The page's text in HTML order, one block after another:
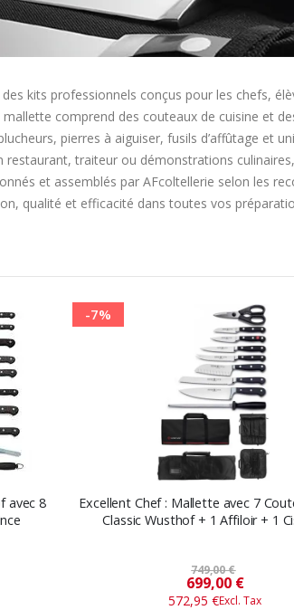
kits professionnels conçus pour les chefs,
comprend des couteaux de cuisine et
pierres à aiguiser, fusils d’affûtage et
restaurant, traiteur ou démonstrations
et assemblés par AFcoltellerie selon les
qualité et efficacité dans toutes vos
avec 8
-7%
Excellent Chef : Mallette avec 7
Classic Wusthof + 1 Affiloir + 1
749,00 €
Prix
spécial
699,00 €
572,95 €